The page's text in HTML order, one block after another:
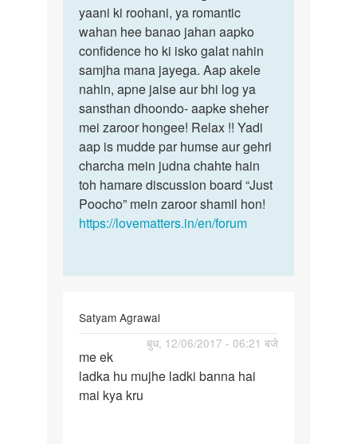
mujhe
mans…
by
ak
hai?…
yaani ki roohani, ya romantic
wahan hee banao jahan aapko
confidence ho ki isko galat nahin
samjha mana jayega. Aap akele
nahin, apne jaise aur bhi log ya
sansthan dhoondo- aapke sheher
mei zaroor hongee! Relax !! Yadi
aap is mudde par humse aur gehri
charcha mein judna chahte hain
toh hamare discussion board “Just
Poocho” mein zaroor shamil hon!
https://lovematters.in/en/forum
Satyam Agrawal
बुध, 12/06/2017 - 06:21 बजे
me
ek
ladka
me ek
ladka hu mujhe ladki banna hai
mai kya kru